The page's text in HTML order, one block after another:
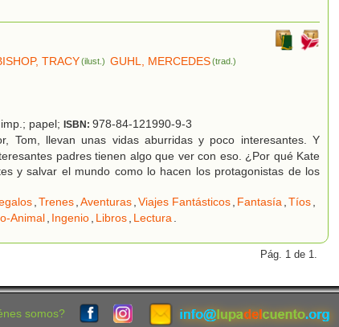
TRACY(ilust.) GUHL, MERCEDES (trad.)
papel; ISBN: 978-84-121990-9-3
Tom, llevan unas vidas aburridas y poco interesantes. Y
padres tienen algo que ver con eso. ¿Por qué Kate
y salvar el mundo como lo hacen los protagonistas de los
,Trenes,Aventuras,Viajes Fantásticos, Fantasía,Tíos,
Animal, Ingenio, Libros, Lectura.
Pág. 1 de 1.
somos?